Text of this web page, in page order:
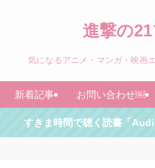
進撃の
気になるアニメ・マンガ・映画
新着記事 お問い合わせ￼
すきま時間で聴く読書「